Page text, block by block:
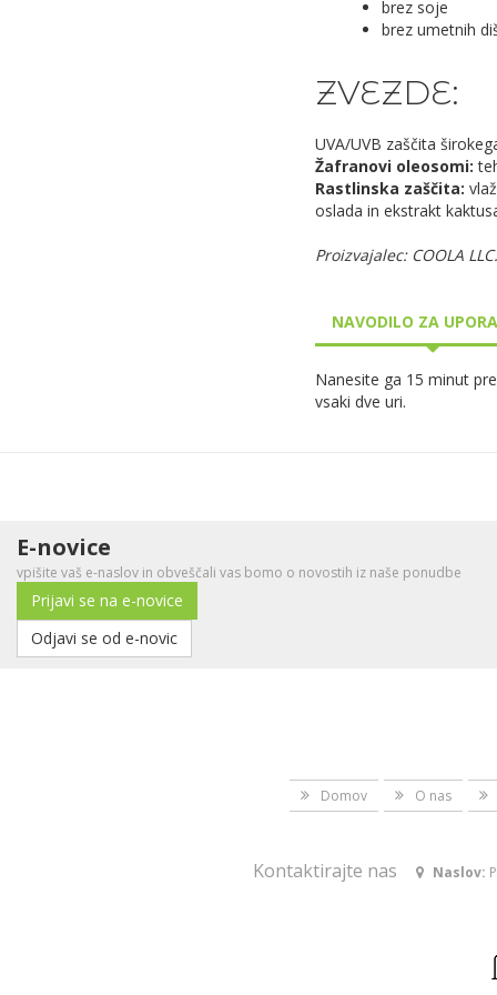
brez soje
brez umetnih
ZVEZDE:
UVA/UVB zaščita
Žafranovi oleosomi:
Rastlinska zaščita:
oslada in ekstrakt
Proizvajalec: COOLA
NAVODILO ZA
Nanesite ga 15 minut
vsaki dve uri.
E-novice
vpišite vaš e-naslov in obveščali vas bomo o novostih iz naše ponudbe
Prijavi se na e-novice
Odjavi se od e-novic
Domov O nas
Kontaktirajte nas Naslov: